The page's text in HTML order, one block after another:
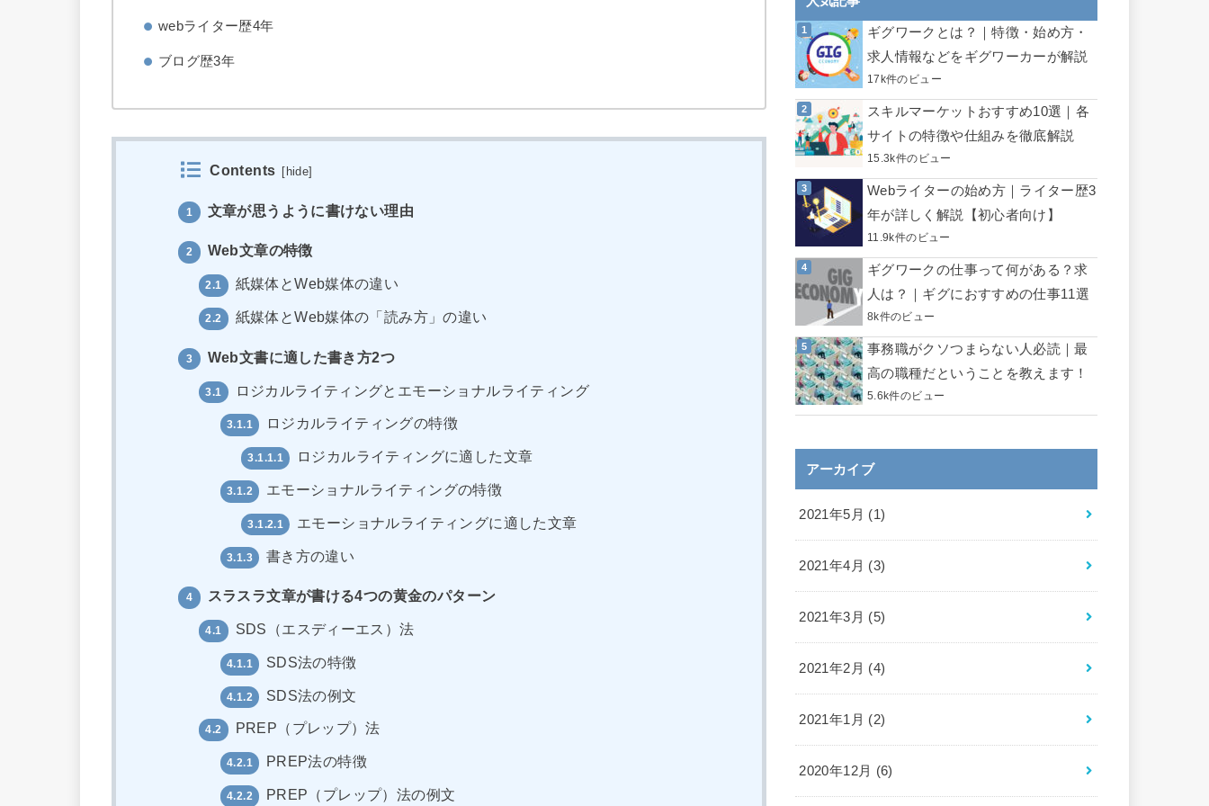
webライター歴4年
ブログ歴3年
Contents hide
1 文章が思うように書けない理由
2 Web文章の特徴
2.1 紙媒体とWeb媒体の違い
2.2 紙媒体とWeb媒体の「読み方」の違い
3 Web文書に適した書き方2つ
3.1 ロジカルライティングとエモーショナルライティング
3.1.1 ロジカルライティングの特徴
3.1.1.1 ロジカルライティングに適した文章
3.1.2 エモーショナルライティングの特徴
3.1.2.1 エモーショナルライティングに適した文章
3.1.3 書き方の違い
4 スラスラ文章が書ける4つの黄金のパターン
4.1 SDS（エスディーエス）法
4.1.1 SDS法の特徴
4.1.2 SDS法の例文
4.2 PREP（プレップ）法
4.2.1 PREP法の特徴
4.2.2 PREP（プレップ）法の例文
ギグワークとは？｜特徴・始め方・
求人情報などをギグワーカーが解説
17k件のビュー
スキルマーケットおすすめ10選｜各
サイトの特徴や仕組みを徹底解説
15.3k件のビュー
Webライターの始め方｜ライター歴3
年が詳しく解説【初心者向け】
11.9k件のビュー
ギグワークの仕事って何がある？求
人は？｜ギグにおすすめの仕事11選
8k件のビュー
事務職がクソつまらない人必読｜最
高の職種だということを教えます！
5.6k件のビュー
アーカイブ
2021年5月 (1)
2021年4月 (3)
2021年3月 (5)
2021年2月 (4)
2021年1月 (2)
2020年12月 (6)